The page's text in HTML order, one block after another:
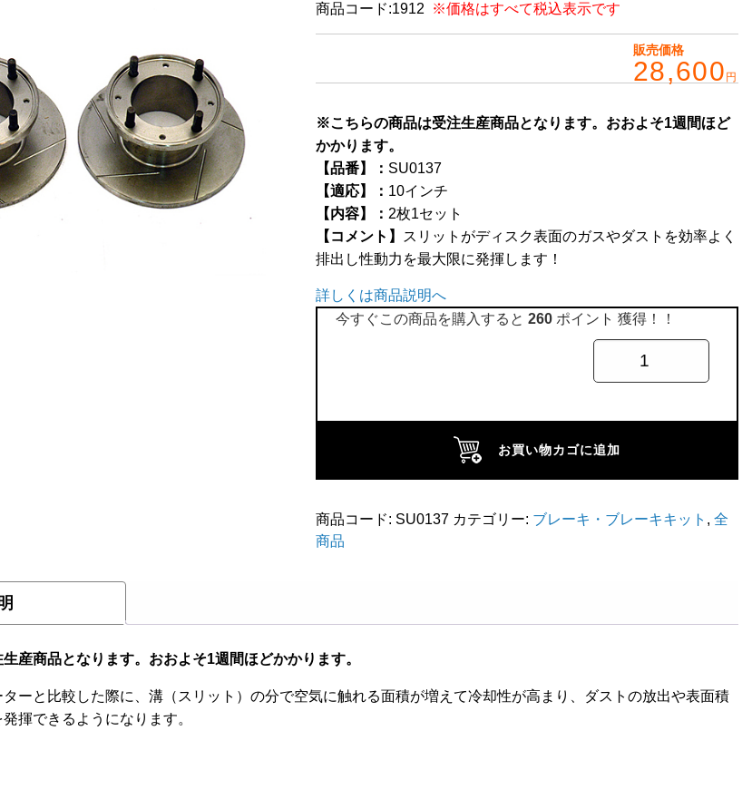
商品コード:1912 ※価格はすべて税込表示です
販売価格
28,600 円
※こちらの商品は受注生産商品となります。おおよそ1週間ほど
かかります。
【品番】： SU0137
【適応】： 10インチ
【内容】： 2枚1セット
【コメント】 スリットがディスク表面のガスやダストを効率よく
排出し性動力を最大限に発揮します！
詳しくは商品説明へ
今すぐこの商品を購入すると260 ポイント 獲得！！
ィ
ク
ー
【10
ン
お買い物カゴに追加
商品コード: SU0137 カテゴリー: ブレーキ・ブレーキキット ,全
商品
産商品となります。おおよそ1週間ほどかかります。
ターと比較した際に、溝（スリット）の分で空気に触れる面積が増えて冷却性が高まり、ダストの放出や表面積
揮できるようになります。